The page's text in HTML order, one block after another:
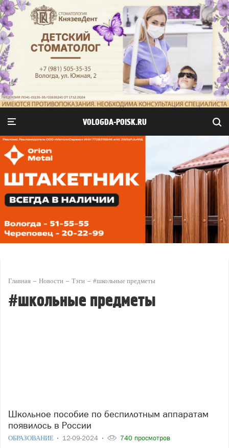
VOLOGDA-POISK.RU
Главная Новости Тэги #школьные предметы
#школьные предметы
Школьное пособие по беспилотным аппаратам
появилось в России
ОБРАЗОВАНИЕ 12-09-2024 740 просмотров